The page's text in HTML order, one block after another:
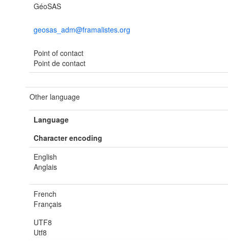
GéoSAS
geosas_adm@framalistes.org
Point of contact
Point de contact
Other language
Language
Character encoding
English
Anglais
French
Français
UTF8
Utf8